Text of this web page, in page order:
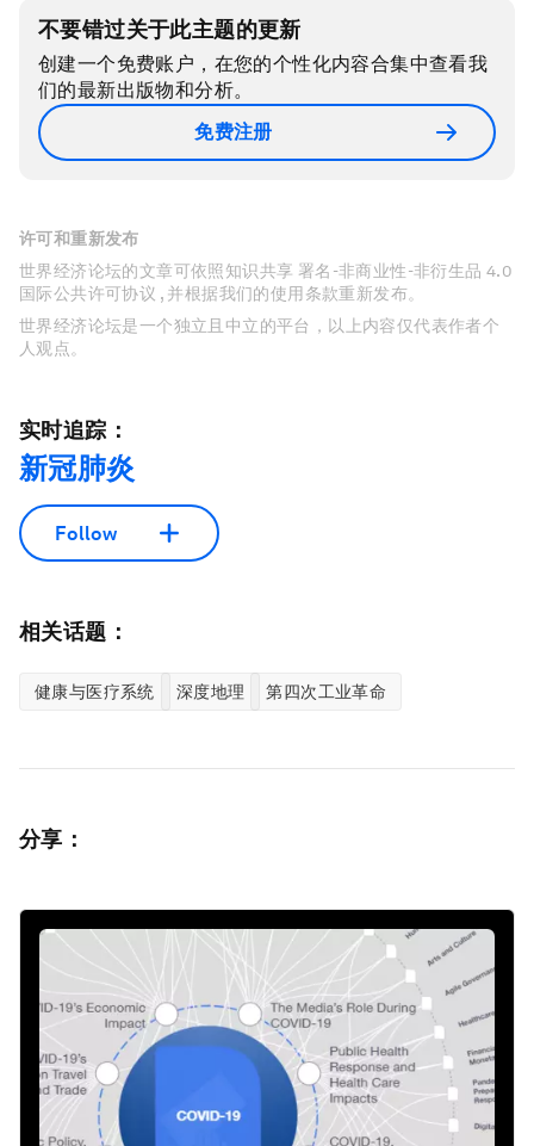
不要错过关于此主题的更新
创建一个免费账户，在您的个性化内容合集中查看我
们的最新出版物和分析。
免费注册
许可和重新发布
世界经济论坛的文章可依照知识共享 署名-非商业性-非衍生品 4.0
国际公共许可协议 , 并根据我们的使用条款重新发布。
世界经济论坛是一个独立且中立的平台，以上内容仅代表作者个
人观点。
实时追踪：
新冠肺炎
Follow
相关话题：
健康与医疗系统 深度地理 第四次工业革命
分享：